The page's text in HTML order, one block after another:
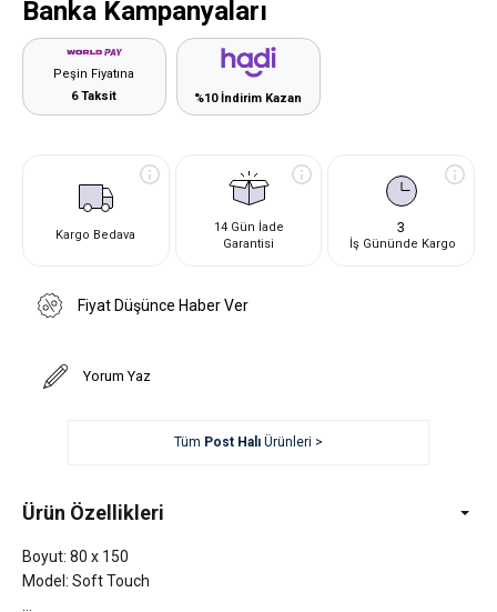
Banka Kampanyaları
Peşin Fiyatına
6 Taksit
%10 İndirim Kazan
Kargo Bedava
14 Gün İade
Garantisi
3
İş Gününde Kargo
Fiyat Düşünce Haber Ver
Yorum Yaz
Tüm Post HalıÜrünleri >
Ürün Özellikleri
Boyut: 80 x 150
Model: Soft Touch